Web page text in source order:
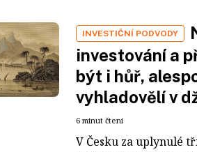
INVESTIČNÍ PODVODY
investování a
být i hůř,
vyhladovělí v
6 minut čtení
V Česku za uplynulé